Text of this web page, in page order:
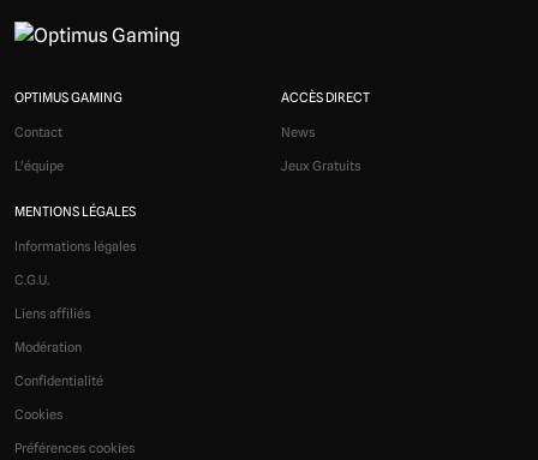
OPTIMUS GAMING
Contact
L'équipe
ACCÈS DIRECT
News
Jeux Gratuits
MENTIONS LÉGALES
Informations légales
C.G.U.
Liens affiliés
Modération
Confidentialité
Cookies
Préférences cookies